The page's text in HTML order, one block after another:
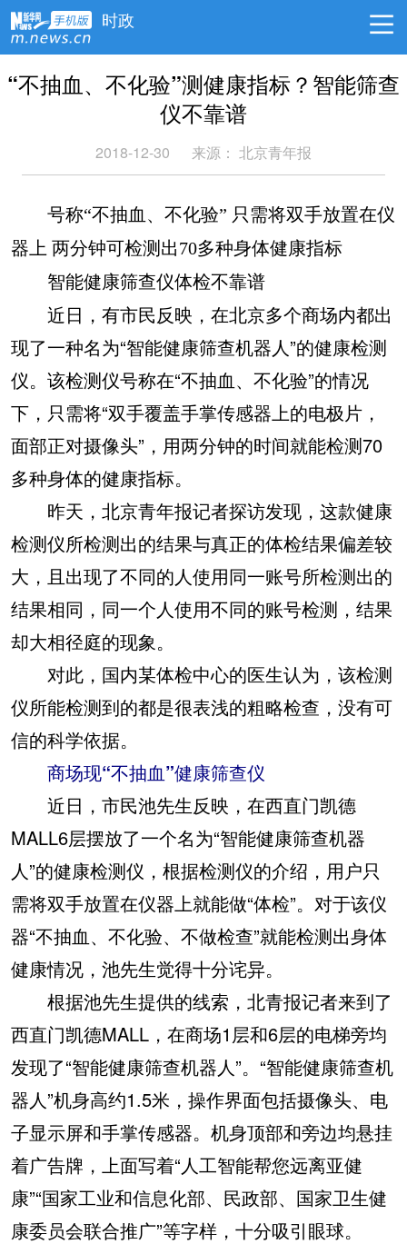
时政
“不抽血、不化验”测健康指标？智能筛查
仪不靠谱
2018-12-30 来源： 北京青年报
号称“不抽血、不化验” 只需将双手放置在仪
器上 两分钟可检测出70多种身体健康指标
智能健康筛查仪体检不靠谱
近日，有市民反映，在北京多个商场内都出
现了一种名为“智能健康筛查机器人”的健康检测
仪。该检测仪号称在“不抽血、不化验”的情况
下，只需将“双手覆盖手掌传感器上的电极片，
面部正对摄像头”，用两分钟的时间就能检测70
多种身体的健康指标。
昨天，北京青年报记者探访发现，这款健康
检测仪所检测出的结果与真正的体检结果偏差较
大，且出现了不同的人使用同一账号所检测出的
结果相同，同一个人使用不同的账号检测，结果
却大相径庭的现象。
对此，国内某体检中心的医生认为，该检测
仪所能检测到的都是很表浅的粗略检查，没有可
信的科学依据。
商场现“不抽血”健康筛查仪
近日，市民池先生反映，在西直门凯德
MALL6层摆放了一个名为“智能健康筛查机器
人”的健康检测仪，根据检测仪的介绍，用户只
需将双手放置在仪器上就能做“体检”。对于该仪
器“不抽血、不化验、不做检查”就能检测出身体
健康情况，池先生觉得十分诧异。
根据池先生提供的线索，北青报记者来到了
西直门凯德MALL，在商场1层和6层的电梯旁均
发现了“智能健康筛查机器人”。“智能健康筛查机
器人”机身高约1.5米，操作界面包括摄像头、电
子显示屏和手掌传感器。机身顶部和旁边均悬挂
着广告牌，上面写着“人工智能帮您远离亚健
康”“国家工业和信息化部、民政部、国家卫生健
康委员会联合推广”等字样，十分吸引眼球。